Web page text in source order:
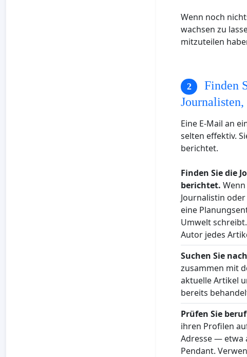
Wenn noch
wachsen zu
mitzuteilen
Finden
Eine E-Mail an
selten effektiv.
berichtet.
Finden Sie die
berichtet.
Journalistin
eine
Umwelt
Autor jedes
Suchen Sie
zusammen mit
aktuelle Artikel
bereits
Prüfen Sie
ihren Profilen
Adresse — etwa
Pendant.